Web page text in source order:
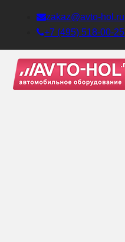
zakaz@avto-hol.ru
+7 (495) 518-00-25